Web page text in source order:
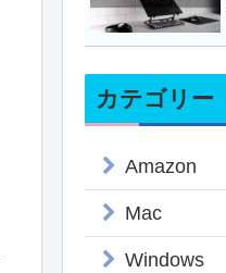
カテゴリー
Amazon
Mac
Windows